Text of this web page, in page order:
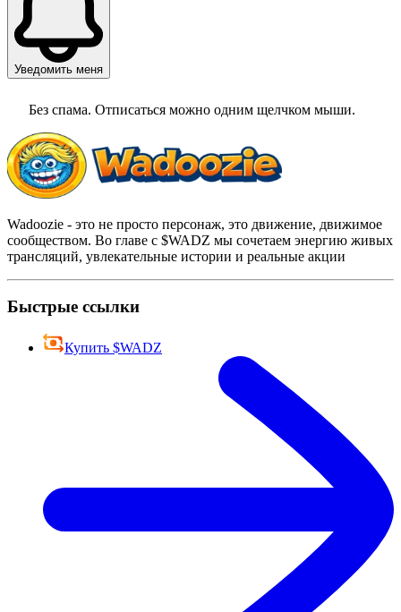
Уведомить меня
Без спама. Отписаться можно одним щелчком мыши.
Wadoozie - это не просто персонаж, это движение, движимое
сообществом. Во главе с $WADZ мы сочетаем энергию живых
трансляций, увлекательные истории и реальные акции
Быстрые ссылки
Купить $WADZ